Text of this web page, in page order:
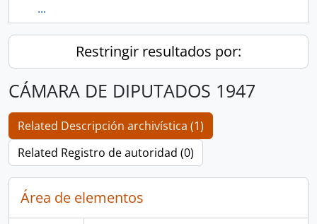
...
Restringir resultados por:
CÁMARA DE DIPUTADOS 1947
Related Descripción archivística (1)
Related Registro de autoridad (0)
Área de elementos